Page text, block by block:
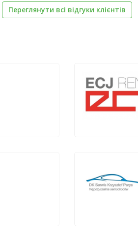
Переглянути всі відгуки клієнтів